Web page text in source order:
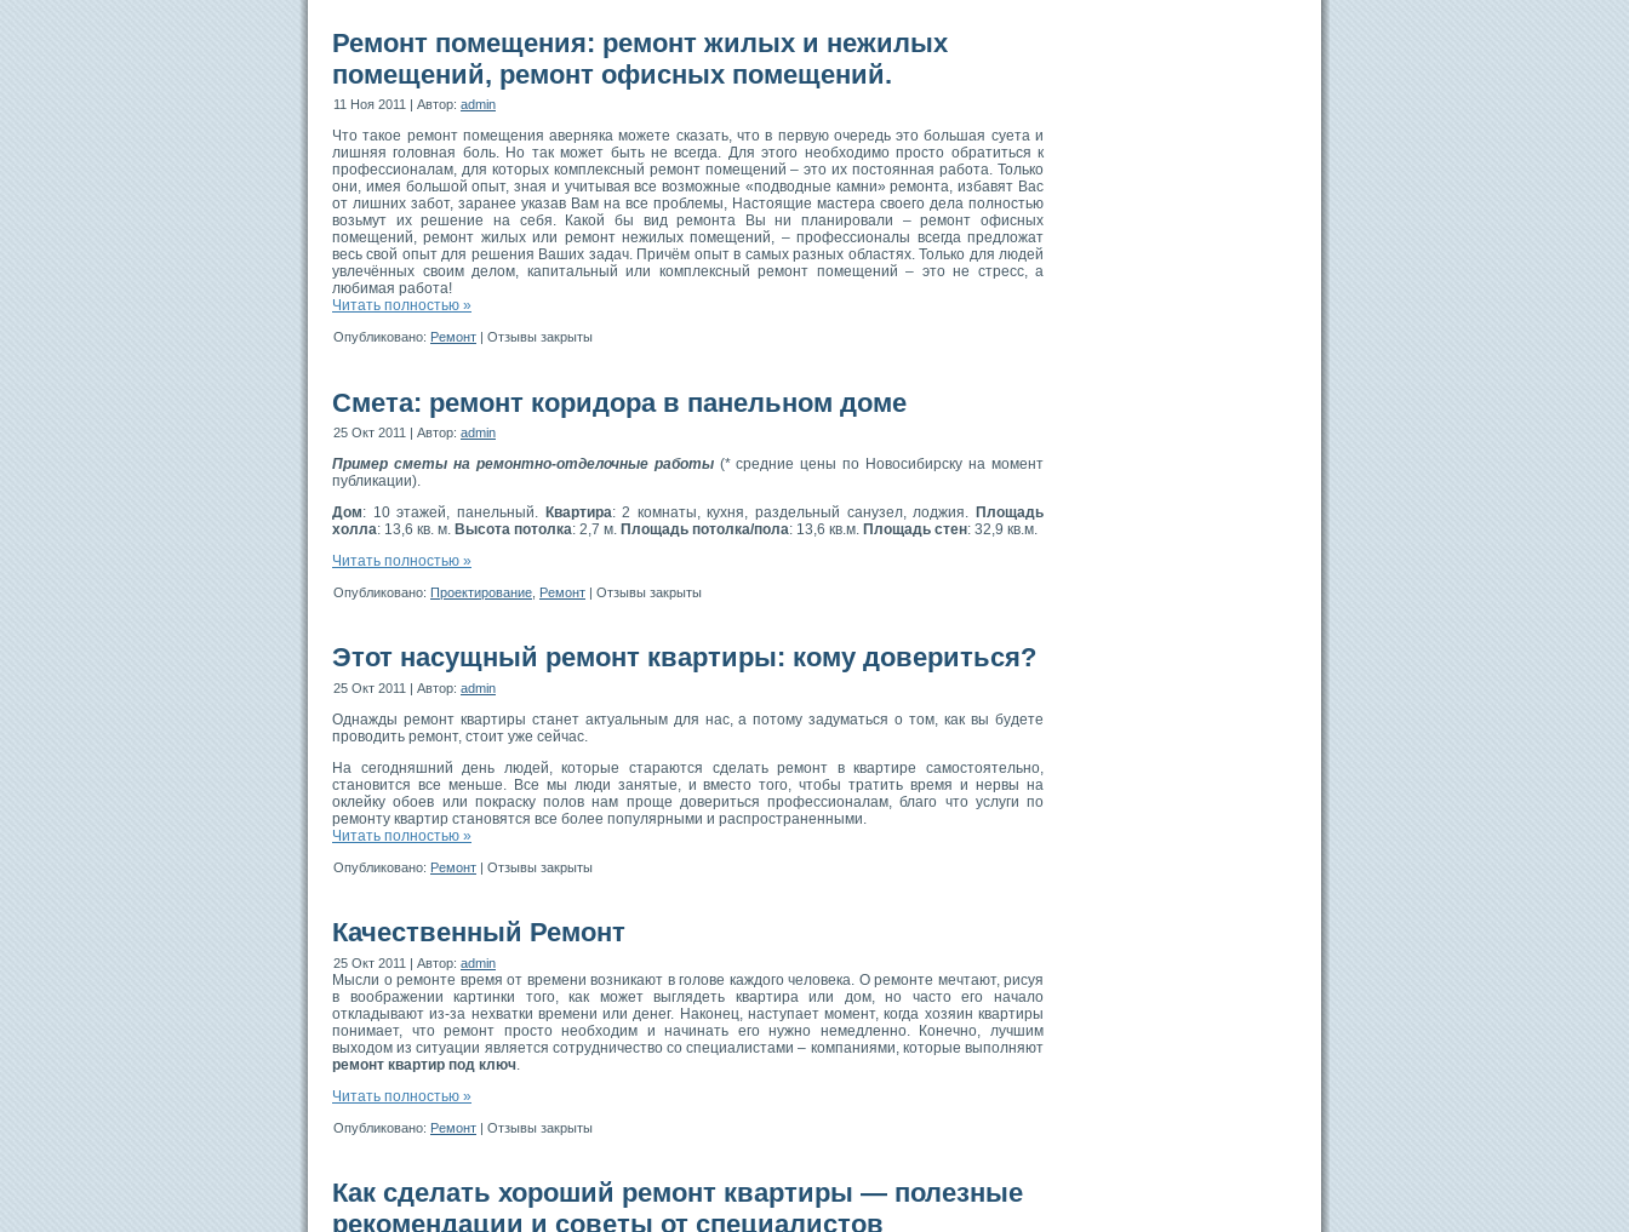
Ремонт помещения: ремонт жилых и нежилых
помещений, ремонт офисных помещений.
11 Ноя 2011 | Автор: admin
Что такое ремонт помещения аверняка можете сказать, что в первую очередь это большая суета и
лишняя головная боль. Но так может быть не всегда. Для этого необходимо просто обратиться к
профессионалам, для которых комплексный ремонт помещений – это их постоянная работа. Только
они, имея большой опыт, зная и учитывая все возможные «подводные камни» ремонта, избавят Вас
от лишних забот, заранее указав Вам на все проблемы, Настоящие мастера своего дела полностью
возьмут их решение на себя. Какой бы вид ремонта Вы ни планировали – ремонт офисных
помещений, ремонт жилых или ремонт нежилых помещений, – профессионалы всегда предложат
весь свой опыт для решения Ваших задач. Причём опыт в самых разных областях. Только для людей
увлечённых своим делом, капитальный или комплексный ремонт помещений – это не стресс, а
любимая работа!
Читать полностью »
Опубликовано: Ремонт | Отзывы закрыты
Смета: ремонт коридора в панельном доме
25 Окт 2011 | Автор: admin
Пример сметы на ремонтно-отделочные работы(* средние цены по Новосибирску на момент
публикации).
Дом: 10 этажей, панельный. Квартира: 2 комнаты, кухня, раздельный санузел, лоджия. Площадь
холла: 13,6 кв. м. Высота потолка: 2,7 м. Площадь потолка/пола: 13,6 кв.м. Площадь стен: 32,9 кв.м.
Читать полностью »
Опубликовано: Проектирование Ремонт | Отзывы закрыты
Этот насущный ремонт квартиры: кому довериться?
25 Окт 2011 | Автор: admin
Однажды ремонт квартиры станет актуальным для нас, а потому задуматься о том, как вы будете
проводить ремонт, стоит уже сейчас.
На сегодняшний день людей, которые стараются сделать ремонт в квартире самостоятельно,
становится все меньше. Все мы люди занятые, и вместо того, чтобы тратить время и нервы на
оклейку обоев или покраску полов нам проще довериться профессионалам, благо что услуги по
ремонту квартир становятся все более популярными и распространенными.
Читать полностью »
Опубликовано: Ремонт | Отзывы закрыты
Качественный Ремонт
25 Окт 2011 | Автор: admin
Мысли о ремонте время от времени возникают в голове каждого человека. О ремонте мечтают, рисуя
в воображении картинки того, как может выглядеть квартира или дом, но часто его начало
откладывают из-за нехватки времени или денег. Наконец, наступает момент, когда хозяин квартиры
понимает, что ремонт просто необходим и начинать его нужно немедленно. Конечно, лучшим
выходом из ситуации является сотрудничество со специалистами – компаниями, которые выполняют
ремонт квартир под ключ
Читать полностью »
Опубликовано: Ремонт | Отзывы закрыты
Как сделать хороший ремонт квартиры — полезные
рекомендации и советы от специалистов